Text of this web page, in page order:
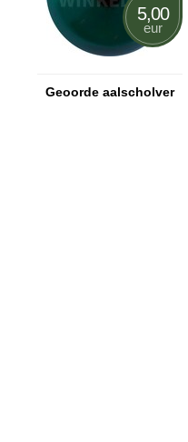
5,00
eur
Geoorde aalscholver